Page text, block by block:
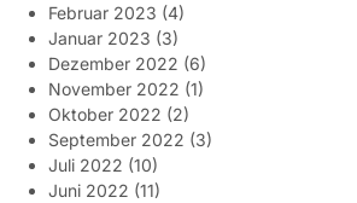
Februar 2023 (4)
Januar 2023 (3)
Dezember 2022 (6)
November 2022 (1)
Oktober 2022 (2)
September 2022 (3)
Juli 2022 (10)
Juni 2022 (11)